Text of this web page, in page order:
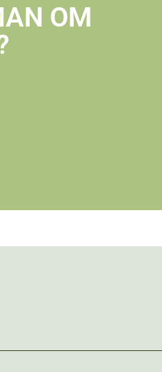
OM